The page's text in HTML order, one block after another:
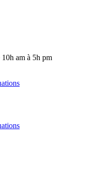
am à 5h pm